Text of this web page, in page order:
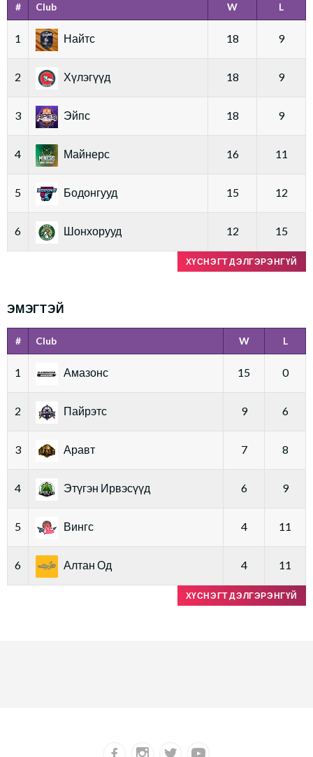
# Club W L
1 Найтс 18 9
2 Хүлэгүүд 18 9
3 Эйпс 18 9
4 Майнерс 16 11
5 Бодонгууд 15 12
6 Шонхорууд 12 15
ХҮСНЭГТ ДЭЛГЭРЭНГҮЙ
ЭМЭГТЭЙ
# Club W L
1 Амазонс 15 0
2 Пайрэтс 9 6
3 Аравт 7 8
4 Этүгэн Ирвэсүүд 6 9
5 Вингс 4 11
6 Алтан Од 4 11
ХҮСНЭГТ ДЭЛГЭРЭНГҮЙ